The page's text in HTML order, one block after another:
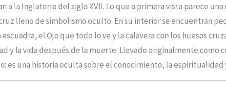
a la Inglaterra del siglo XVII. Lo que a primera vista parece
lleno de simbolismo oculto. En su interior se encuentran
escuadra, el Ojo que todo lo ve y la calavera con los huesos
y la vida después de la muerte. Llevado originalmente como
es una historia oculta sobre el conocimiento, la espiritualidad